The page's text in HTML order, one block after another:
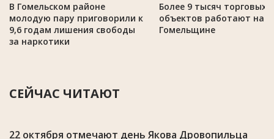
В Гомельском районе
молодую пару приговорили к
9,6 годам лишения свободы
за наркотики
Более 9 тысяч торговых
объектов работают на
Гомельщине
СЕЙЧАС ЧИТАЮТ
22 октября отмечают день Якова Дровопильца